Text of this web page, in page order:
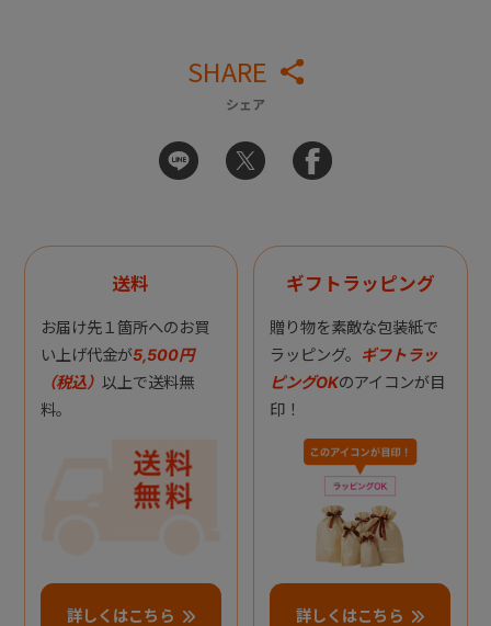
SHARE
シェア
送料
お届け先１箇所へのお買
い上げ代金が5,500円
（税込） 以上で送料無
料。
詳しくはこちら
ギフトラッピング
贈り物を素敵な包装紙で
ラッピング。 ギフトラッ
ピングOKのアイコンが目
印！
詳しくはこちら